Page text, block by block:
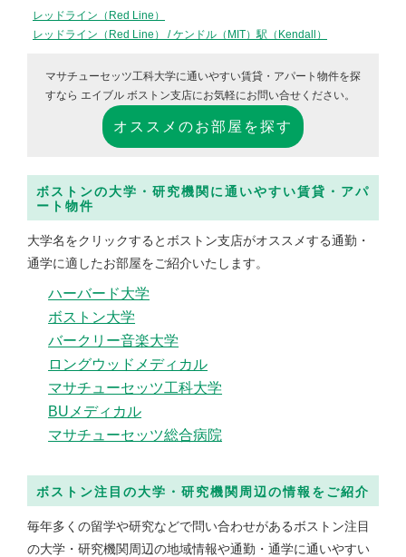
レッドライン（Red Line）
レッドライン（Red Line） / ケンドル（MIT）駅（Kendall）
オススメのお部屋を探す
マサチューセッツ工科大学に通いやすい賃貸・アパート物件を探
すなら エイブル ボストン支店にお気軽にお問い合せください。
ボストンの大学・研究機関に通いやすい賃貸・アパ
ート物件
大学名をクリックするとボストン支店がオススメする通勤・
通学に適したお部屋をご紹介いたします。
ハーバード大学
ボストン大学
バークリー音楽大学
ロングウッドメディカル
マサチューセッツ工科大学
BUメディカル
マサチューセッツ総合病院
ボストン注目の大学・研究機関周辺の情報をご紹介
毎年多くの留学や研究などで問い合わせがあるボストン注目
の大学・研究機関周辺の地域情報や通勤・通学に通いやすい